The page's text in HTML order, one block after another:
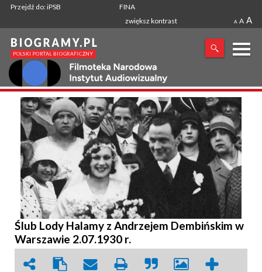
Przejdź do: iPSB
FINA
zwiększ kontrast
A A A
X
SZUKANA FRAZA
Ślub Lody Halamy z Andrzejem Dembińskim w
Warszawie 2.07.1930 r.